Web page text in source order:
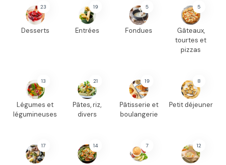
23
Desserts
19
Entrées
5
Fondues
5
Gâteaux,
tourtes et
pizzas
13
Légumes et
légumineuses
21
Pâtes, riz,
divers
19
Pâtisserie et
boulangerie
8
Petit déjeuner
17 14 7 12